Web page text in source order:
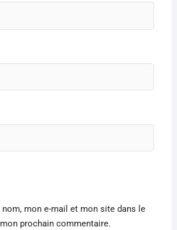
nom, mon e-mail et mon site dans le
prochain commentaire.